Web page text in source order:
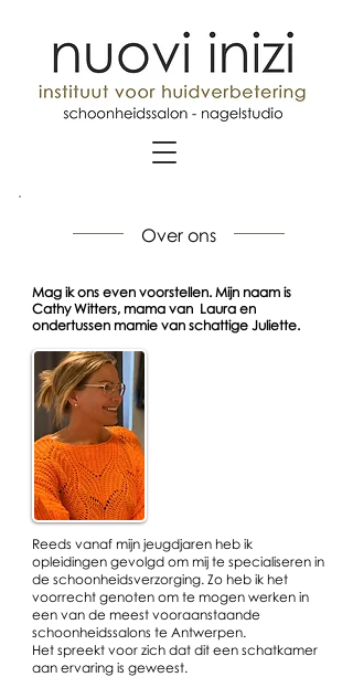
Over ons
Mag ik ons even voorstellen. Mijn naam is
Cathy Witters, mama van Laura en
ondertussen mamie van schattige Juliette.
Reeds vanaf mijn jeugdjaren heb ik
opleidingen gevolgd om mij te specialiseren in
de schoonheidsverzorging. Zo heb ik het
voorrecht genoten om te mogen werken in
een van de meest vooraanstaande
schoonheidssalons te Antwerpen.
Het spreekt voor zich dat dit een schatkamer
aan ervaring is geweest.